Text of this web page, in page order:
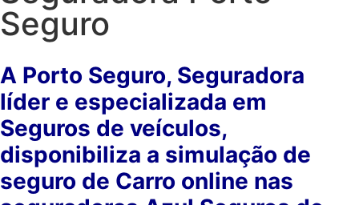
Seguro
A Porto Seguro, Seguradora
líder e especializada em
Seguros de veículos,
disponibiliza a simulação de
seguro de Carro online nas